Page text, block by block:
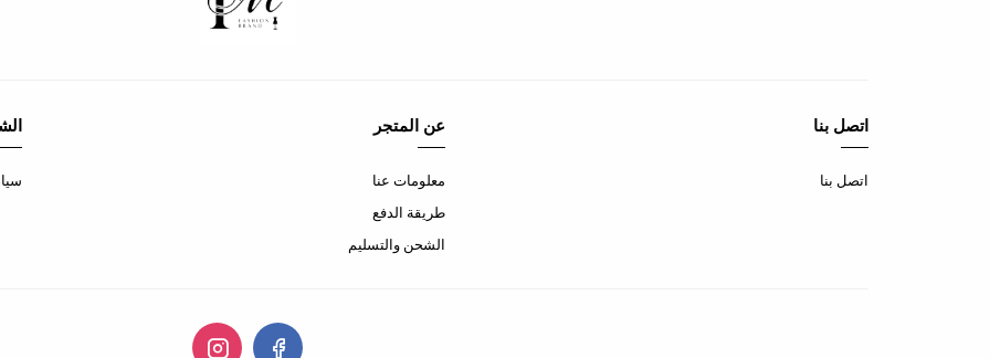
اتصل بنا
اتصل بنا
عن المتجر
معلومات عنا
طريقة الدفع
الشحن والتسليم